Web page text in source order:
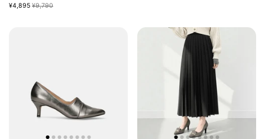
¥4,895 ¥9,790